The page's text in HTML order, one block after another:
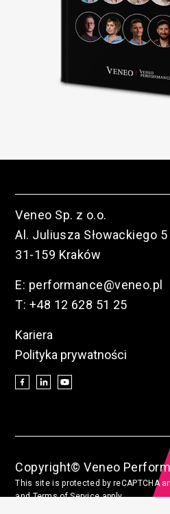
Veneo Sp. z o.o.
Al. Juliusza Słowackiego 5
31-159 Kraków
E: performance@veneo.pl
T: +48 12 628 51 25
Kariera
Polityka prywatności
Copyright© Veneo
This site is protected by reCAPTCHA
andTerms of Serviceapply.